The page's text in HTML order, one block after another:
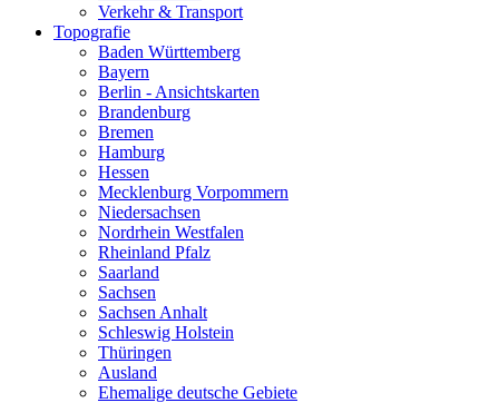
Verkehr & Transport
Topografie
Baden Württemberg
Bayern
Berlin - Ansichtskarten
Brandenburg
Bremen
Hamburg
Hessen
Mecklenburg Vorpommern
Niedersachsen
Nordrhein Westfalen
Rheinland Pfalz
Saarland
Sachsen
Sachsen Anhalt
Schleswig Holstein
Thüringen
Ausland
Ehemalige deutsche Gebiete